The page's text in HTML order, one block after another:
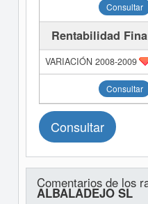
Consultar
Rentabilidad
Consultar
Consultar
Comentarios de los
ALBALADEJO SL